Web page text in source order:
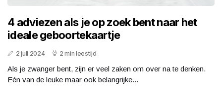
4 adviezen als je op zoek bent naar het
ideale geboortekaartje
2 juli 2024 2 min leestijd
Als je zwanger bent, zijn er veel zaken om over na te denken.
Eén van de leuke maar ook belangrijke...